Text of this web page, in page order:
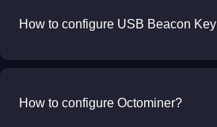
How to configure USB Beacon Key
How to configure Octominer?